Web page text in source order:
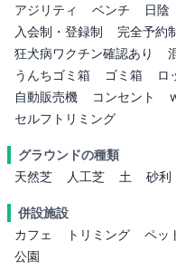
アジリティ
ベンチ 日陰
入会制・登録制
完全予約
狂犬病ワクチン確認あり
うんちゴミ箱
ゴミ箱 ロ
自動販売機
コンセント
セルフトリミング
グラウンドの種類
天然芝
人工芝 土 砂利
併設施設
カフェ
トリミング ペッ
公園